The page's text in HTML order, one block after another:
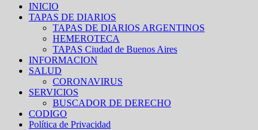
INICIO
TAPAS DE DIARIOS
TAPAS DE DIARIOS ARGENTINOS
HEMEROTECA
TAPAS Ciudad de Buenos Aires
INFORMACION
SALUD
CORONAVIRUS
SERVICIOS
BUSCADOR DE DERECHO
CODIGO
Política de Privacidad